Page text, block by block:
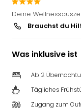
Deine
Brauchst du
Was inklusive ist
Ab 2
Tägliches
Zugang zum